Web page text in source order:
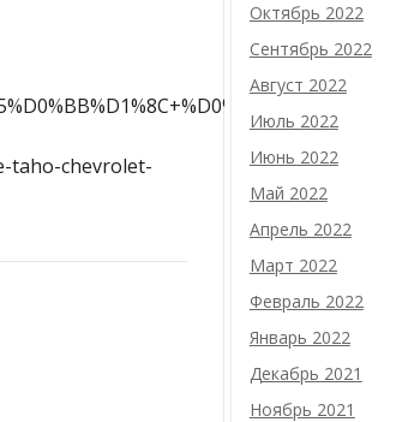
taho-chevrolet-
Октябрь 2022
Сентябрь 2022
Август 2022
Июль 2022
Июнь 2022
Май 2022
Апрель 2022
Март 2022
Февраль 2022
Январь 2022
Декабрь 2021
Ноябрь 2021